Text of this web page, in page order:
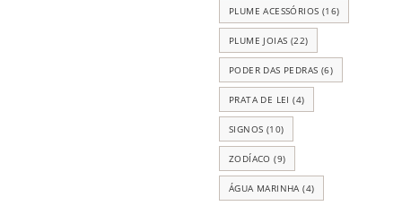
PLUME ACESSÓRIOS (16)
PLUME JOIAS (22)
PODER DAS PEDRAS (6)
PRATA DE LEI (4)
SIGNOS (10)
ZODÍACO (9)
ÁGUA MARINHA (4)